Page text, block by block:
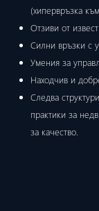
(хипервръзка
Отзиви от
Силни връзки с
Умения за
Находчив и
Следва
практики за
за качество.